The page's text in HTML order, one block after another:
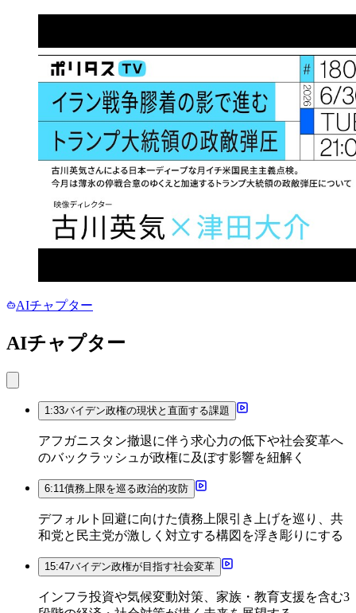
AIチャプター
AIチャプター
1:33バイデン政権の現状と直面する課題
アフガニスタン撤退に伴う求心力の低下や社会変革へ
のバックラッシュが政権に及ぼす影響を紐解く
6:11債務上限を巡る政治的攻防
デフォルト回避に向けた債務上限引き上げを巡り、共
和党と民主党が激しく対立する構図を浮き彫りにする
15:47バイデン政権が目指す社会変革
インフラ投資や気候変動対策、家族・教育支援を含む3